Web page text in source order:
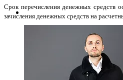
Срок перечисления денежных средств
зачисления денежных средств на